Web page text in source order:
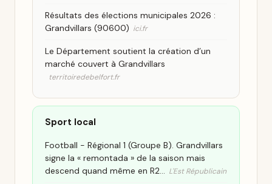
Résultats des élections municipales 2026 :
Grandvillars (90600) ici.fr
Le Département soutient la création d’un
marché couvert à Grandvillars
territoiredebelfort.fr
Sport local
Football - Régional 1 (Groupe B). Grandvillars
signe la « remontada » de la saison mais
descend quand même en R2… L'Est Républicain